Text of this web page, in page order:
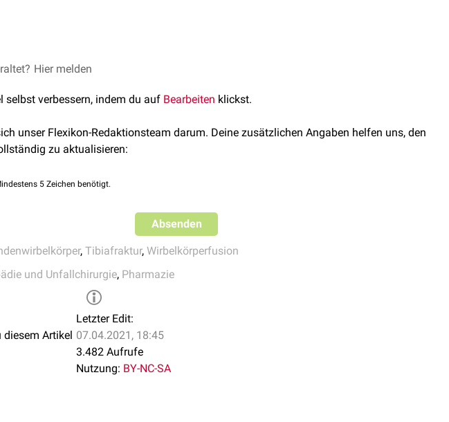
(im Rahmen einer Lendenwirbelkörperfusion}
können beeinträchtigt werden, wenn die vom Hersteller definierten
und die Art der Anwendung nicht befolgt werden. Es gilt in jedem Fall die
Europäische Arzneimittel-Agentur
Hier melden
selbst verbessern, indem du auf Bearbeiten klickst.
unser Flexikon-Redaktionsteam darum. Deine zusätzlichen Angaben helfen uns, den
zu aktualisieren:
5 Zeichen benötigt.
Absenden
, Tibiafraktur, Wirbelkörperfusion
und Unfallchirurgie, Pharmazie
diesem Artikel
Letzter Edit:
07.04.2021, 18:45
3.482 Aufrufe
Nutzung: BY-NC-SA